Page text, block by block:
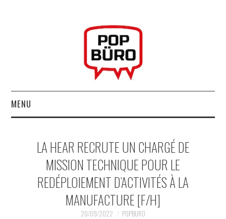
MENU
MUSIQUESACTUELLES.NET
GABBA GABBA HEY !
LA HEAR RECRUTE UN CHARGÉ DE
MISSION TECHNIQUE POUR LE
REDÉPLOIEMENT D’ACTIVITÉS À LA
MANUFACTURE [F/H]
20/09/2022 POPBURO